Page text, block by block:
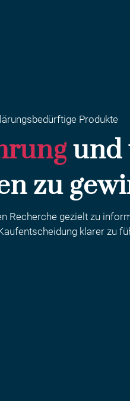
Produkte
und
zu
Recherche gezielt zu
klarer zu